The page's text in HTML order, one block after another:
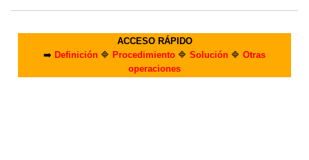
ACCESO RÁPIDO
➡️ Definición 🔷 Procedimiento 🔷 Solución 🔷 Otras
operaciones